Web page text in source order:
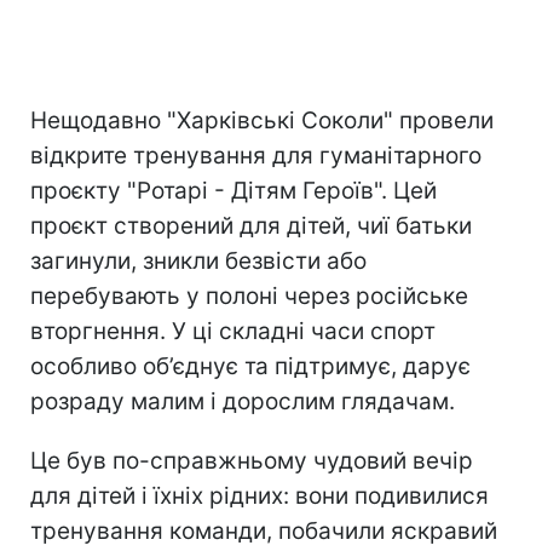
Нещодавно "Харківські Соколи" провели
відкрите тренування для гуманітарного
проєкту "Ротарі - Дітям Героїв". Цей
проєкт створений для дітей, чиї батьки
загинули, зникли безвісти або
перебувають у полоні через російське
вторгнення. У ці складні часи спорт
особливо об’єднує та підтримує, дарує
розраду малим і дорослим глядачам.
Це був по-справжньому чудовий вечір
для дітей і їхніх рідних: вони подивилися
тренування команди, побачили яскравий